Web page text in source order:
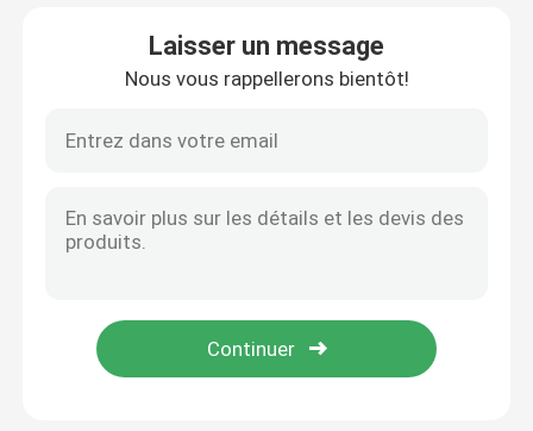
Laisser un message
Nous vous rappellerons bientôt!